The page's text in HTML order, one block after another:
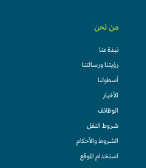
من نحن
نبذة عنا
رؤيتنا ورسالتنا
أسطولنا
الأخبار
الوظائف
شروط النقل
الشروط والأحكام
استخدام الموقع